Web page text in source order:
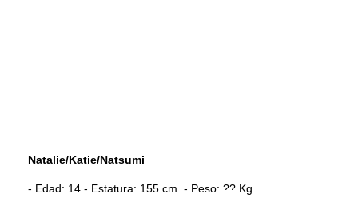
Natalie/Katie/Natsumi
- Edad: 14 - Estatura: 155 cm. - Peso: ?? Kg.